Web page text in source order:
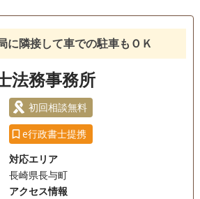
に隣接して車での駐車もＯＫ
法務事務所
初回相談無料
e行政書士提携
対応エリア
長崎県長与町
アクセス情報